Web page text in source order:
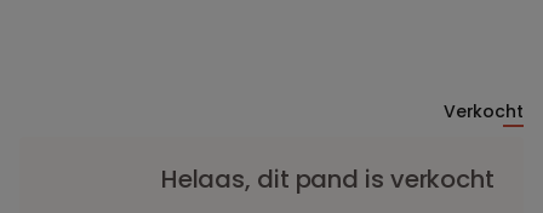
Verkocht
Helaas, dit pand is verkocht